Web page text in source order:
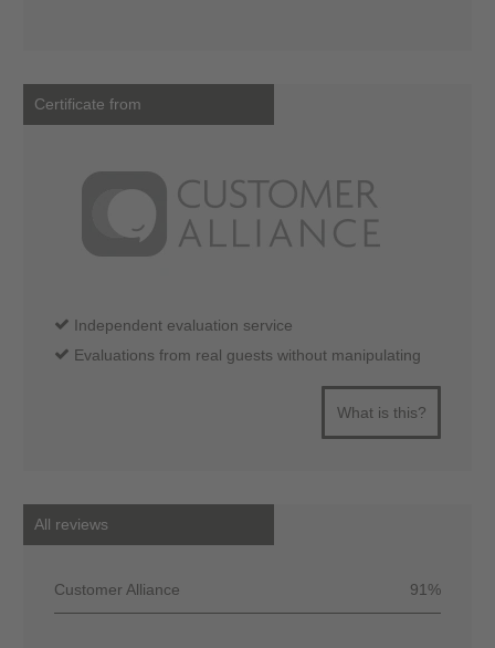
Certificate from
Independent evaluation service
Evaluations from real guests without manipulating
What is this?
All reviews
Customer Alliance 91%